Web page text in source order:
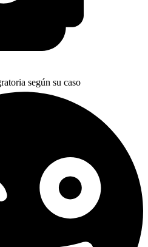
según su caso